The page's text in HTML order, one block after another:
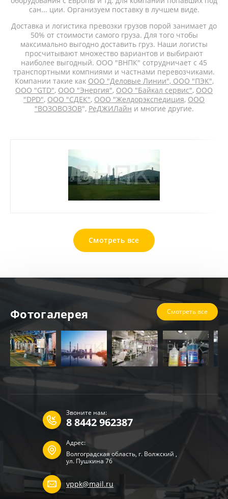
сан... ции. Организуем поставку в лучшем виде.
Доставка и логистика превозки грузов порой занимает до
50% от стоимости самого груза. Для того чтобы
максимально выгодно доставить груз. Наши логисты
просчитывают множество вариантов и выбирают
наиболее выгодный. ООО "ВНПК" сотрудничает с 45
транспортными компниями и частнами перевозчиками.
Компании такие как ООО "Деловые Линии",ООО "ПЭК",
ООО "GTD", ООО "Энергия", ООО "Байкал сервис", ООО
"DPD", ООО "СДЕК", ООО "Желдорэкспедиция, ООО
"ВОЗОВОЗОВ", РеДЖИЛайн и многие другие.
Смотреть все
Фотогалерея Смотреть все
Звоните нам:
8 8442 962387
Адрес:
Волгоградская область, г. Волжский ,
ул. Пушкина 76
vppk@mail.ru